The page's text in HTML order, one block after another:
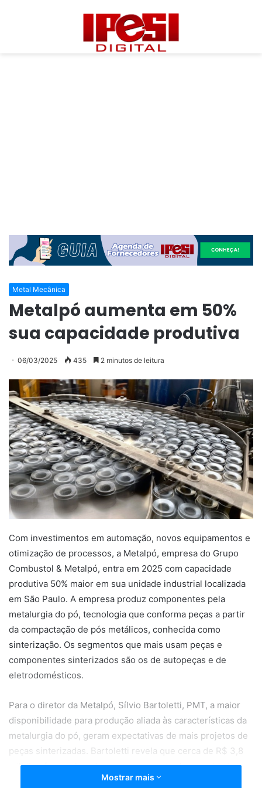
Metal Mecânica
Metalpó aumenta em 50%
sua capacidade produtiva
06/03/2025 435 2 minutos de leitura
Com investimentos em automação, novos equipamentos e
otimização de processos, a Metalpó, empresa do Grupo
Combustol & Metalpó, entra em 2025 com capacidade
produtiva 50% maior em sua unidade industrial localizada
em São Paulo. A empresa produz componentes pela
metalurgia do pó, tecnologia que conforma peças a partir
da compactação de pós metálicos, conhecida como
sinterização. Os segmentos que mais usam peças e
componentes sinterizados são os de autopeças e de
eletrodomésticos.
Para o diretor da Metalpó, Sílvio Bartoletti, PMT, a maior
disponibilidade para produção aliada às características da
metalurgia do pó, geram expectativas de mais projetos de
peças sinterizadas. Bartoletti revela que cerca de R$ 3,8
milhões foram alocados para o aumento da capacidade,
automação e aperfeiçoamento dos sistemas de controle
Mostrar mais